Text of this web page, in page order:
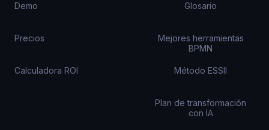
Demo
Precios
Calculadora ROI
Glosario
Mejores herramientas
BPMN
Método ESSII
Plan de transformación
con IA